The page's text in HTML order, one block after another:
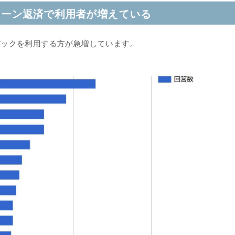
ン返済で利用者が増えている
クを利用する方が急増しています。